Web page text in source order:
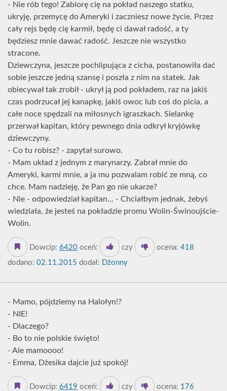
- Nie rób tego! Zabiorę cię na pokład naszego statku,
ukryję, przemycę do Ameryki i zaczniesz nowe życie. Przez
cały rejs będę cię karmił, będę ci dawał radość, a ty
będziesz mnie dawać radość. Jeszcze nie wszystko
stracone.
Dziewczyna, jeszcze pochlipująca z cicha, postanowiła dać
sobie jeszcze jedną szansę i poszła z nim na statek. Jak
obiecywał tak zrobił - ukrył ją pod pokładem, raz na jakiś
czas podrzucał jej kanapkę, jakiś owoc lub coś do picia, a
całe noce spędzali na miłosnych igraszkach. Sielankę
przerwał kapitan, który pewnego dnia odkrył kryjówkę
dziewczyny.
- Co tu robisz? - zapytał surowo.
- Mam układ z jednym z marynarzy. Zabrał mnie do
Ameryki, karmi mnie, a ja mu pozwalam robić ze mną, co
chce. Mam nadzieję, że Pan go nie ukarze?
- Nie - odpowiedział kapitan... - Chciałbym jednak, żebyś
wiedziała, że jesteś na pokładzie promu Wolin-Świnoujście-
Wolin.
Dowcip: 6420 oceń: czy ocena: 418
dodano: 02.11.2015 dodał: Dżonny
- Mamo, pójdziemy na Halołyn!?
- NIE!
- Dlaczego?
- Bo to nie polskie święto!
- Ale mamoooo!
- Emma, Dżesika dajcie już spokój!
Dowcip: 6419 oceń: czy ocena: 176